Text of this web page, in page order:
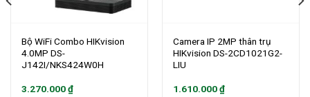
Bộ WiFi Combo HIKvision
4.0MP DS-
J142I/NKS424W0H
3.270.000₫
Camera IP 2MP thân trụ
HIKvision DS-2CD1021G2-
LIU
1.610.000₫